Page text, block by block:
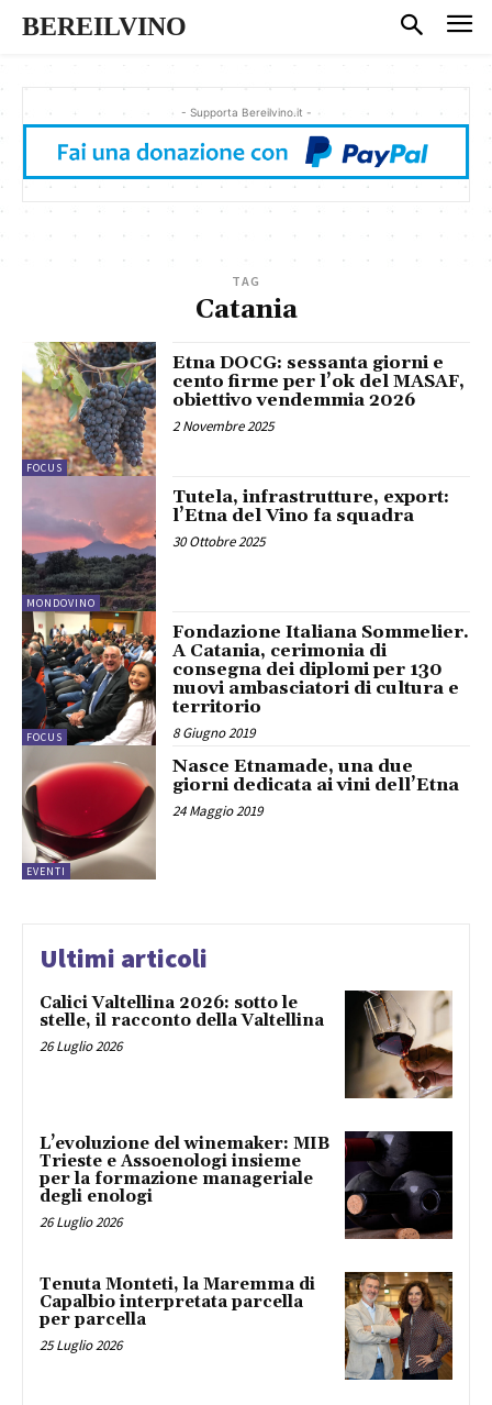
BEREILVINO
- Supporta Bereilvino.it -
TAG
Catania
FOCUS
Etna DOCG: sessanta giorni e
cento firme per l’ok del MASAF,
obiettivo vendemmia 2026
2 Novembre 2025
MONDOVINO
Tutela, infrastrutture, export:
l’Etna del Vino fa squadra
30 Ottobre 2025
FOCUS
Fondazione Italiana Sommelier.
A Catania, cerimonia di
consegna dei diplomi per 130
nuovi ambasciatori di cultura e
territorio
8 Giugno 2019
EVENTI
Nasce Etnamade, una due
giorni dedicata ai vini dell’Etna
24 Maggio 2019
Ultimi articoli
Calici Valtellina 2026: sotto le
stelle, il racconto della Valtellina
26 Luglio 2026
L’evoluzione del winemaker: MIB
Trieste e Assoenologi insieme
per la formazione manageriale
degli enologi
26 Luglio 2026
Tenuta Monteti, la Maremma di
Capalbio interpretata parcella
per parcella
25 Luglio 2026